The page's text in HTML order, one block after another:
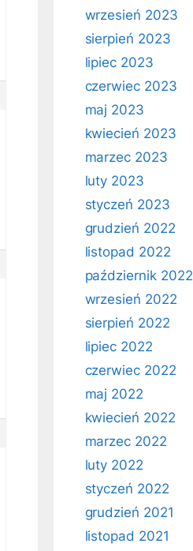
wrzesień 2023
sierpień 2023
lipiec 2023
czerwiec 2023
maj 2023
kwiecień 2023
marzec 2023
luty 2023
styczeń 2023
grudzień 2022
listopad 2022
październik 2022
wrzesień 2022
sierpień 2022
lipiec 2022
czerwiec 2022
maj 2022
kwiecień 2022
marzec 2022
luty 2022
styczeń 2022
grudzień 2021
listopad 2021